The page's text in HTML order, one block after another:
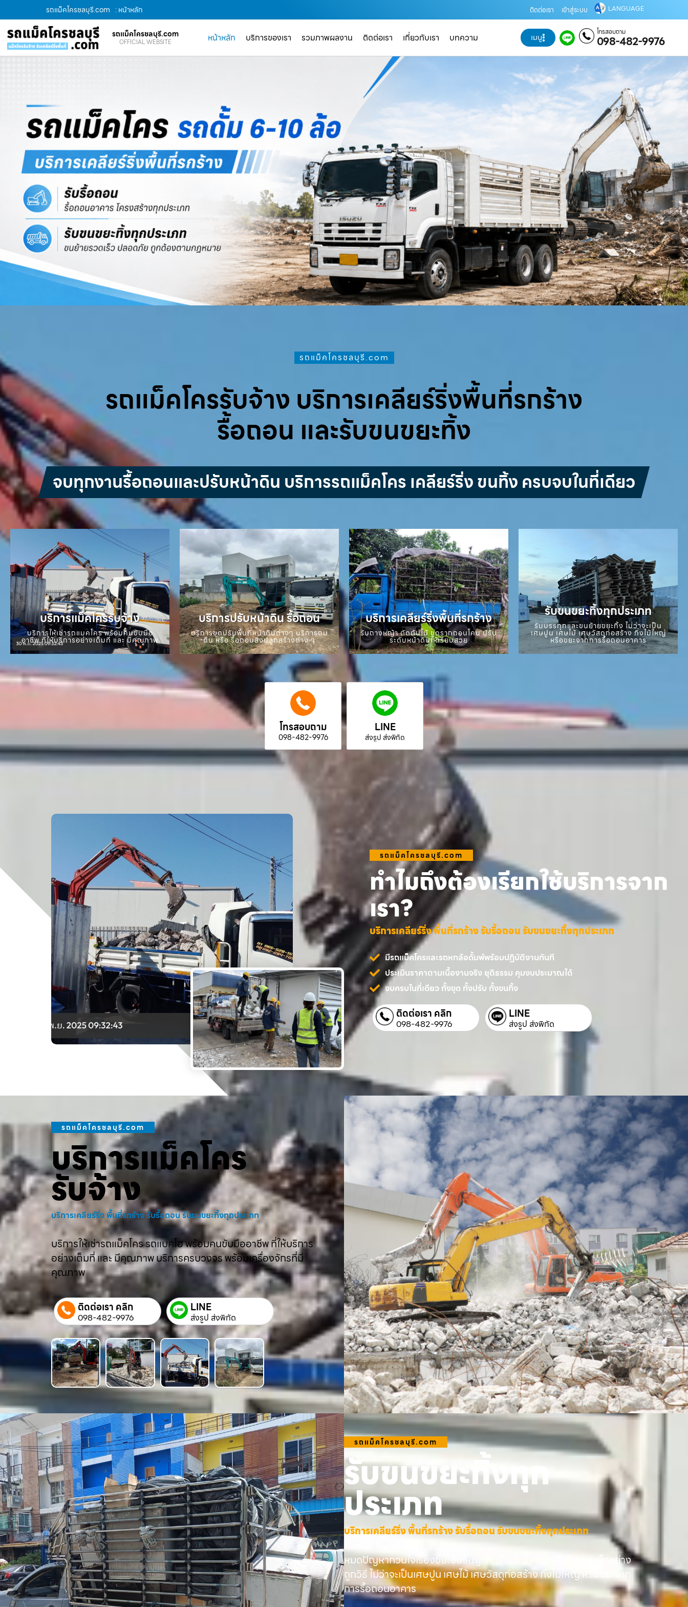
รถแม็คโครชลบุรี.com : หน้าหลัก ติดต่อเรา เข้าสู่ระบบ LANGUAGE
รถแม็คโครชลบุรี.com
OFFICIAL WEBSITE หน้าหลัก บริการของเรา รวมภาพผลงาน ติดต่อเรา เกี่ยวกับเรา บทความ เมนู โทรสอบถาม
098-482-9976
รถแม็คโครชลบุรี.com
รถแม็คโครรับจ้าง บริการเคลียร์ริ่งพื้นที่รกร้าง
รื้อถอน และรับขนขยะทิ้ง
จบทุกงานรื้อถอนและปรับหน้าดิน บริการรถแม็คโคร เคลียร์ริ่ง ขนทิ้ง ครบจบในที่เดียว
บริการแม็คโครรับจ้าง
บริการให้เช่ารถแมคโคร พร้อมคนขับมือ
อาชีพ ที่ให้บริการอย่างเต็มที่ และ มีคุณภาพ
บริการปรับหน้าดิน รื้อถอน
บริการขุดปรับพื้นที่หน้าดินต่างๆ บริการถม
ดิน หรือ รื้อถอนสิ่งปลูกสร้างต่าง ๆ
บริการเคลียร์ริ่งพื้นที่รกร้าง
รับถางหญ้า ตัดต้นไม้ ขุดรากถอนโคน ปรับ
ระดับหน้าดินให้เรียบสวย
รับขนขยะทิ้งทุกประเภท
รับบรรทุกและขนย้ายขยะทิ้ง ไม่ว่าจะเป็น
เศษปูน เศษไม้ เศษวัสดุก่อสร้าง กิ่งไม้ใหญ่
หรือขยะจากการรื้อถอนอาคาร
โทรสอบถาม
098-482-9976
LINE
ส่งรูป ส่งพิกัด
รถแม็คโครชลบุรี.com
ทำไมถึงต้องเรียกใช้บริการจาก
เรา?
บริการเคลียร์ริ่ง พื้นที่รกร้าง รับรื้อถอน รับขนขยะทิ้งทุกประเภท
มีรถแม็คโครและรถหกล้อดั้มพ์พร้อมปฏิบัติงานทันที
ประเมินราคาตามเนื้องานจริง ยุติธรรม คุมงบประมาณได้
จบครบในที่เดียว ทั้งขุด ทั้งปรับ ทั้งขนทิ้ง
ติดต่อเรา คลิก
098-482-9976
LINE
ส่งรูป ส่งพิกัด
รถแม็คโครชลบุรี.com
บริการแม็คโคร
รับจ้าง
บริการเคลียร์ริ่ง พื้นที่รกร้าง รับรื้อถอน รับขนขยะทิ้งทุกประเภท
บริการให้เช่ารถแม็คโคร รถแบคโฮ พร้อมคนขับมืออาชีพ ที่ให้บริการ
อย่างเต็มที่ และ มีคุณภาพ บริการครบวงจร พร้อมเครื่องจักรที่มี
คุณภาพ
ติดต่อเรา คลิก
098-482-9976
LINE
ส่งรูป ส่งพิกัด
รถแม็คโครชลบุรี.com
รับขนขยะทิ้งทุก
ประเภท
บริการเคลียร์ริ่ง พื้นที่รกร้าง รับรื้อถอน รับขนขยะทิ้งทุกประเภท
หมดปัญหากวนใจเรื่องขยะชิ้นใหญ่! เรารับบรรทุกและขนย้ายขยะทิ้งอย่าง
ถูกวิธี ไม่ว่าจะเป็นเศษปูน เศษไม้ เศษวัสดุก่อสร้าง กิ่งไม้ใหญ่ หรือขยะจาก
การรื้อถอนอาคาร